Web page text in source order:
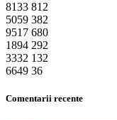
8133 812
5059 382
9517 680
1894 292
3332 132
6649 36
Comentarii recente